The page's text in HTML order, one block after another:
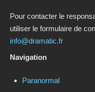
Pour contacter le
utiliser le formulaire de
info@dramatic.fr
Navigation
Paranormal